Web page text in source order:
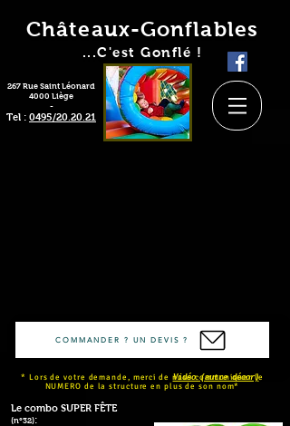
Châteaux-Gonflables
...C'est Gonflé !
267 Rue Saint Léonard
4000 Liège
-
Tel : 0495/20.20.21
COMMANDER ? UN DEVIS ?
* Lors de votre demande, merci de nous communiquer le
NUMERO de la structure en plus de son nom*
Vidéo (autre décor)
Le combo SUPER FÊTE
(n°32):